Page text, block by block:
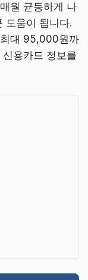
월 균등하게 나
도움이 됩니다.
대 95,000원까
용카드 정보를